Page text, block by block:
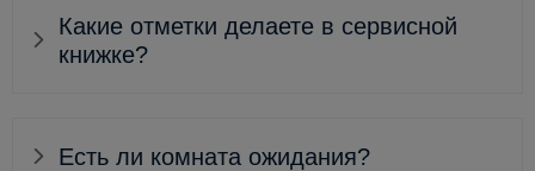
Какие отметки делаете в сервисной
книжке?
Есть ли комната ожидания?